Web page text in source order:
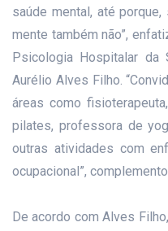
saúde mental, até
mente também não”,
Psicologia Hospitalar da
Aurélio Alves Filho.
áreas como
pilates, professora de
outras atividades com
ocupacional”,
De acordo com Alves